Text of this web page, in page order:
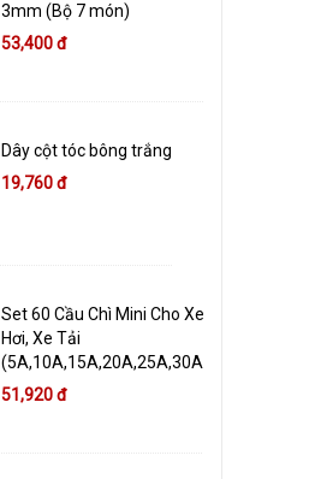
3mm (Bộ 7 món)
53,400 đ
Dây cột tóc bông trắng
19,760 đ
Set 60 Cầu Chì Mini Cho Xe
Hơi, Xe Tải
(5A,10A,15A,20A,25A,30A)
51,920 đ